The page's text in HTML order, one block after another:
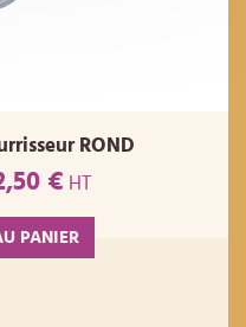
ROND
€ HT
PANIER